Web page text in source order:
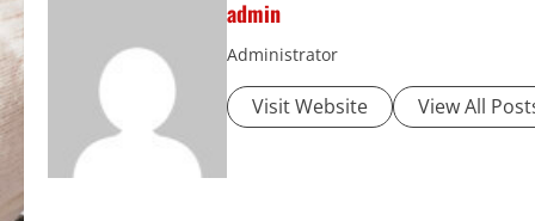
admin
Administrator
Visit Website View All